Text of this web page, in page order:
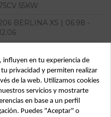
55KW
BERLINA XS | 06.98 -
influyen en tu experiencia de
privacidad y permiten realizar
de la web. Utilizamos cookies
servicios y mostrarte
en base a un perfil
Puedes "Aceptar" o